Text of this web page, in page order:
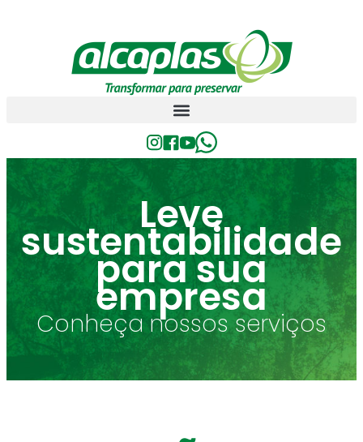
Leve
sustentabilidade
para sua
empresa
Conheça nossos serviços